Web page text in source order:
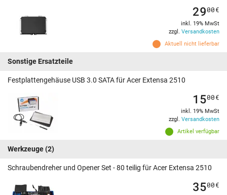
Aktuell nicht lieferbar
2900€
inkl. 19% MwSt
zzgl. Versandkosten
Sonstige Ersatzteile
Festplattengehäuse USB 3.0 SATA für Acer Extensa 2510
Artikel verfügbar
1500€
inkl. 19% MwSt
zzgl. Versandkosten
Werkzeuge(2)
Schraubendreher und Opener Set - 80 teilig für Acer Extensa 2510
3500€